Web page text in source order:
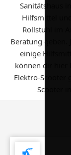
Sanitätshaus
Hilfsmittel
Rollstuhl im
Beratung geben.
einige
können dir hier
Elektro-Scooter
Scooter